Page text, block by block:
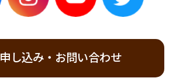
申し込み・お問い合わせ